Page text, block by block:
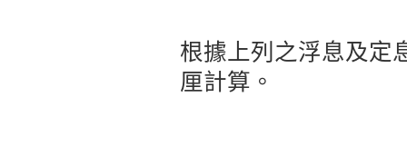
根據上列之浮息及定
厘計算。